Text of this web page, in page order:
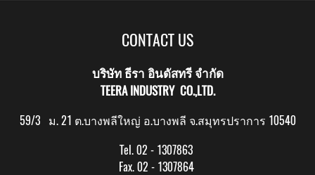
CONTACT US
บริษัท ธีรา อินดัสทรี จำกัด
TEERA INDUSTRY CO.,LTD.
59/3 ม. 21 ต.บางพลีใหญ่ อ.บางพลี จ.สมุทรปราการ 10540
Tel. 02 - 1307863
Fax. 02 - 1307864